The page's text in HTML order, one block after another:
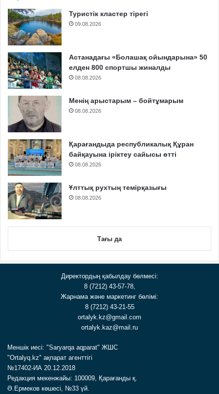
Туристік кластер тірегі
09.08.2026
Астанадағы «Болашақ ойындарына» 50
елден 800 спортшы жиналды
08.08.2026
Менің арыстарым – бойтұмарым
08.08.2026
Қарағандыда республикалық Құран
байқауына іріктеу сайысы өтті
08.08.2026
Ұлттық рухтың темірқазығы
08.08.2026
Тағы да
Директордың қабылдау бөлмесі:
8 (7212) 43-57-78,
Жарнама және маркетинг бөлімі:
8 (7212) 43-21-55
ortalyk.kz@gmail.com
ortalyk.kaz@mail.ru
Меншік иесі: "Saryarqa aqparat" ЖШС
"Ortalyq.kz" ақпарат агенттігі
№17402-ИА 20.12.2018
Редакция мекенжайы: 100009, Қарағанды қ.
Ә.Ермеков көшесі, №33 үй.